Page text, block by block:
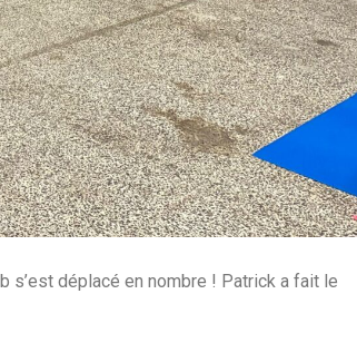
s’est déplacé en nombre ! Patrick a fait le